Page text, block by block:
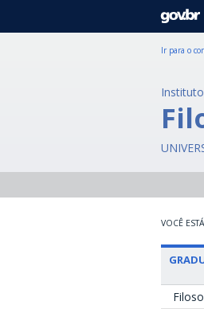
GOVBR
Ir para o